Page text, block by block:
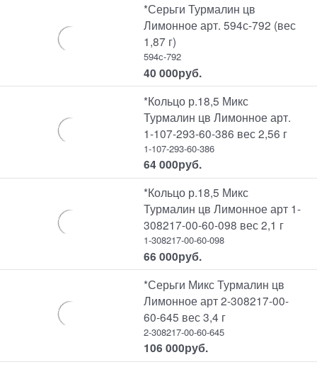
*Серьги Турмалин цв
Лимонное арт. 594с-792 (вес
1,87 г)
594с-792
40 000руб.
*Кольцо р.18,5 Микс
Турмалин цв Лимонное арт.
1-107-293-60-386 вес 2,56 г
1-107-293-60-386
64 000руб.
*Кольцо р.18,5 Микс
Турмалин цв Лимонное арт 1-
308217-00-60-098 вес 2,1 г
1-308217-00-60-098
66 000руб.
*Серьги Микс Турмалин цв
Лимонное арт 2-308217-00-
60-645 вес 3,4 г
2-308217-00-60-645
106 000руб.